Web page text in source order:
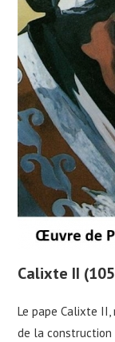
Calixte II
Le pape Calixte II,
de la